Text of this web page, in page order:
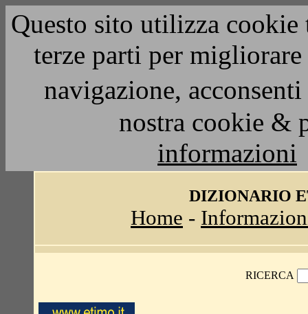
Questo sito utilizza
terze parti per
navigazione,
nostra cookie &
informazioni
DIZIONARIO
Home -
RICERCA